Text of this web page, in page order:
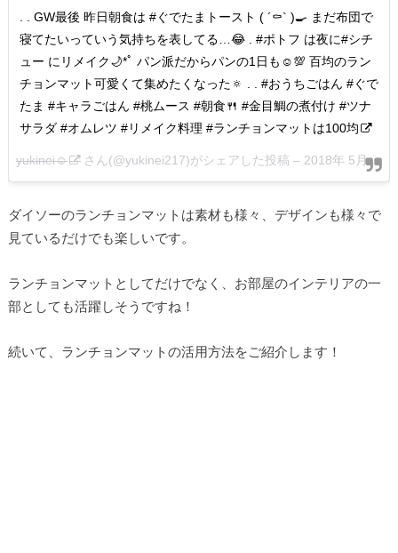
. . GW最後 昨日朝食は #ぐでたまトースト ( ​´⚰︎` ​)🍳 まだ布団で
寝てたいっていう気持ちを表してる…😂 . #ポトフ は夜に#シチ
ュー にリメイク🌙*ﾟ パン派だからパンの1日も︎☺💯 百均のラン
チョンマット可愛くて集めたくなった🔅 . . #おうちごはん #ぐで
たま #キャラごはん #桃ムース #朝食🍴 #金目鯛の煮付け #ツナ
サラダ #オムレツ #リメイク料理 #ランチョンマットは100均
yukinei☺︎ さん(@yukinei217)がシェアした投稿 – 2018年 5月月7日午前6時38分PDT
ダイソーのランチョンマットは素材も様々、デザインも様々で
見ているだけでも楽しいです。
ランチョンマットとしてだけでなく、お部屋のインテリアの一
部としても活躍しそうですね！
続いて、ランチョンマットの活用方法をご紹介します！